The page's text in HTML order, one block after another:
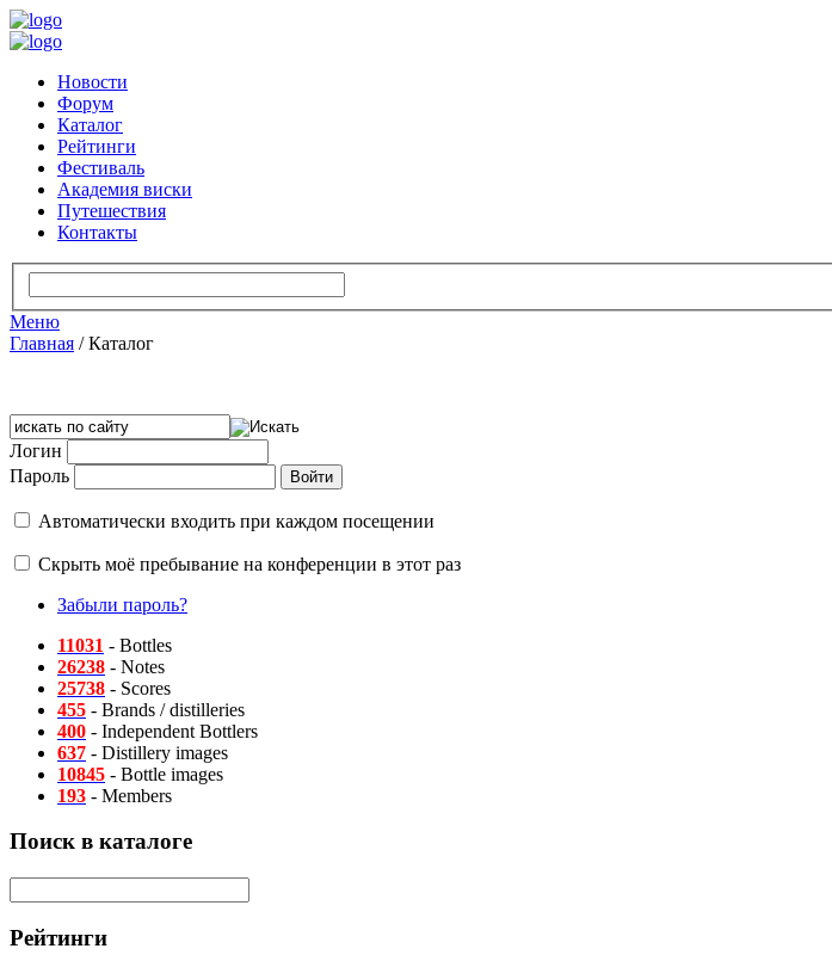
Новости
Форум
Каталог
Рейтинги
Фестиваль
Академия виски
Путешествия
Контакты
Меню
Главная /Каталог
Логин
Пароль
Автоматически входить при каждом посещении
Скрыть моё пребывание на конференции в этот раз
Забыли пароль?
11031 - Bottles
26238 - Notes
25738 - Scores
455 - Brands / distilleries
400 - Independent Bottlers
637 - Distillery images
10845 - Bottle images
193 - Members
Поиск в каталоге
Рейтинги